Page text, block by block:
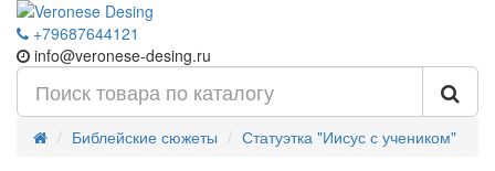
+79687644121
info@veronese-desing.ru
Библейские сюжеты Статуэтка "Иисус с учеником"